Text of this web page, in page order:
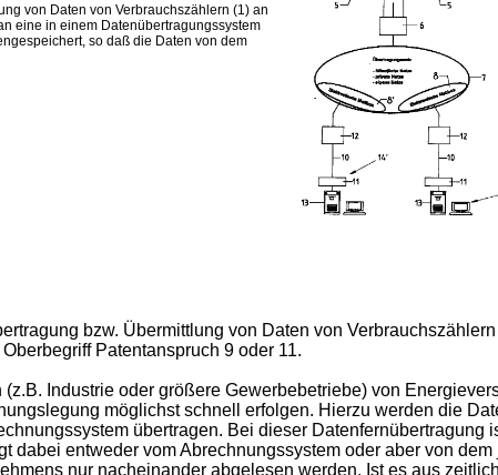
von Daten von Verbrauchszählern (1) an
eine in einem Datenübertragungssystem
so daß die Daten von dem
bzw. Übermittlung von Daten von
Patentanspruch 9 oder 11.
Industrie oder größere Gewerbebetriebe) von
möglichst schnell erfolgen. Hierzu werden die
übertragen. Bei dieser
dabei entweder vom Abrechnungssystem oder aber von
nur nacheinander abgelesen werden. Ist es aus